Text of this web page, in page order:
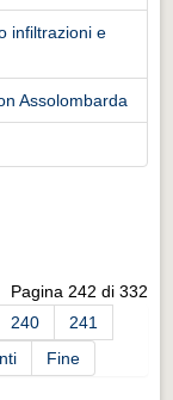
infiltrazioni e
Assolombarda
Pagina 242 di 332
240
241
Fine